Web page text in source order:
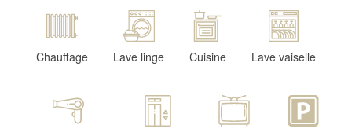
Chauffage Lave linge Cuisine Lave vaiselle